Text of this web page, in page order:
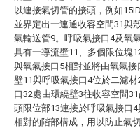
以連接氣切管的接頭，例如
並界定出一連通收容空間31與
氣輸送管9。呼吸氣接口4及氧
具有一導流壁11、多個限位塊
與氧氣接口5相對並將由氧氣
壁11與呼吸氣接口4位於二濾
口32處由環繞壁3往收容空間
頭限位部13連接於呼吸氣接口
相對的階部構成，用以防止氣